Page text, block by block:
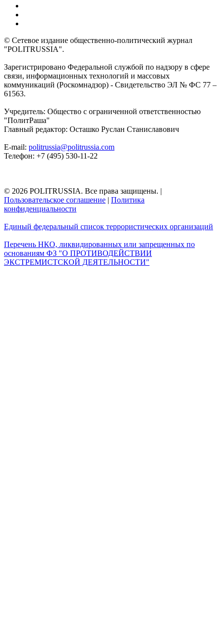
© Сетевое издание общественно-политический журнал
"POLITRUSSIA".
Зарегистрировано Федеральной службой по надзору в сфере
связи, информационных технологий и массовых
коммуникаций (Роскомнадзор) - Свидетельство ЭЛ № ФС 77 –
61563.
Учредитель: Общество с ограниченной ответственностью
"ПолитРаша"
Главный редактор: Осташко Руслан Станиславович
E-mail: politrussia@politrussia.com
Телефон: +7 (495) 530-11-22
© 2026 POLITRUSSIA. Все права защищены. |
Пользовательское соглашение | Политика
конфиденциальности
Единый федеральный список террористических организаций
Перечень НКО, ликвидированных или запрещенных по
основаниям ФЗ "О ПРОТИВОДЕЙСТВИИ
ЭКСТРЕМИСТСКОЙ ДЕЯТЕЛЬНОСТИ"